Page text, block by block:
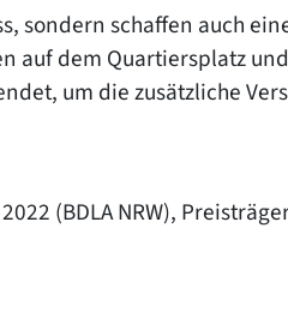
sondern schaffen auch
auf dem Quartiersplatz
um die zusätzliche
(BDLA NRW),